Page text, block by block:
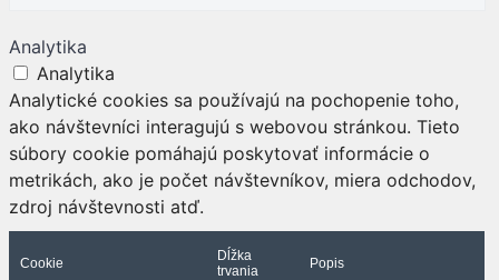
Analytika
Analytika
Analytické cookies sa používajú na pochopenie toho,
ako návštevníci interagujú s webovou stránkou. Tieto
súbory cookie pomáhajú poskytovať informácie o
metrikách, ako je počet návštevníkov, miera odchodov,
zdroj návštevnosti atď.
Cookie
Dĺžka
trvania
Popis